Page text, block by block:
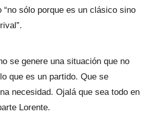
“no sólo porque es un clásico sino
se genere una situación que no
que es un partido. Que se
necesidad. Ojalá que sea todo en
Lorente.